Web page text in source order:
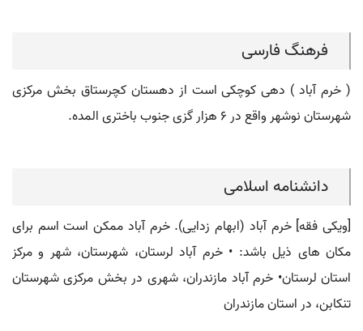
فرهنگ فارسی
( خرم آباد ) دهی کوچکی است از دهستان کچرستاق بخش مرکزی
شهرستان نوشهر واقع در ۶ هزار گزی جنوب باختری المده.
دانشنامه اسلامی
[ویکی فقه] خرم آباد (ابهام زدایی). خرم آباد ممکن است اسم برای
مکان های ذیل باشد: • خرم آباد لرستان، شهرستان، شهر و مرکز
استان لرستان• خرم آباد مازندران، شهری در بخش مرکزی شهرستان
تنکابن، در استان مازندران